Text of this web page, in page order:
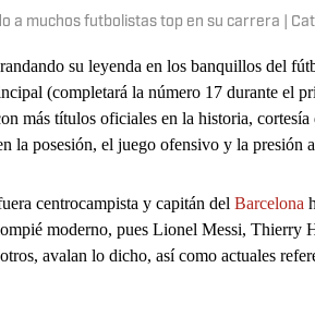
a muchos futbolistas top en su carrera |
su leyenda en los banquillos del
(completará la número 17 durante el
más títulos oficiales en la historia,
la posesión, el juego ofensivo y la presión
centrocampista y capitán del Barcelona
moderno, pues Lionel Messi,
avalan lo dicho, así como actuales